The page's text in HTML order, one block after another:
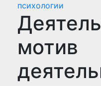
психологии
мотив